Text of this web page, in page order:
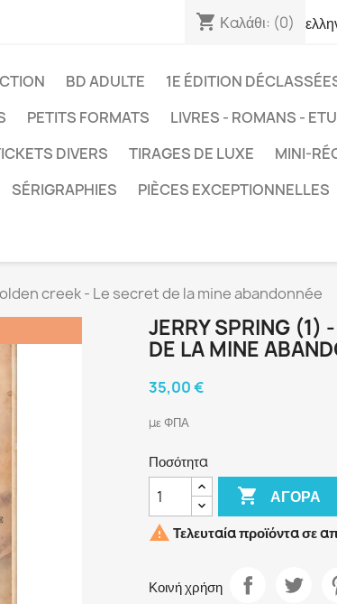
shopping_cart Καλάθι: (0)
BD ADULTE 1E ÉDITION
PETITS FORMATS LIVRES - ROMANS -
DIVERS
TIRAGES DE LUXE
MINI-
SÉRIGRAPHIES PIÈCES EXCEPTIONNELLES
creek - Le secret de la mine abandonnée
JERRY SPRING (1)
DE LA MINE
35,00 €
με ΦΠΑ
Ποσότητα
 ΑΓΟΡΆ
 Τελευταία προϊόντα σε
Κοινή χρήση